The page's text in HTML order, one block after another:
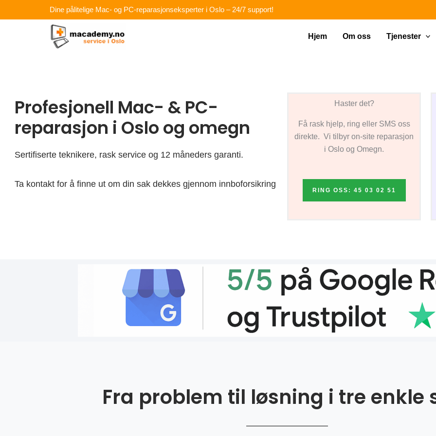
rett
Dine pålitelige Mac- og PC-reparasjonseksperter i Oslo – 24/7 support!
Hjem Om oss Tjenester
Profesjonell Mac- & PC-
reparasjon i Oslo og omegn
Sertifiserte teknikere, rask service og 12 måneders garanti.
Ta kontakt for å finne ut om din sak dekkes gjennom innboforsikring
Haster det?
Få rask hjelp, ring eller SMS oss
direkte. Vi tilbyr on-site reparasjon
i Oslo og Omegn.
RING OSS: 45 03 02 51
Fra problem til løsning i tre enkle